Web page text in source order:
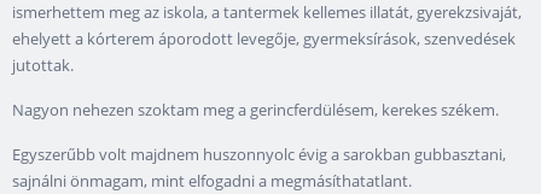
ismerhettem meg az iskola, a tantermek kellemes illatát, gyerekzsivaját,
ehelyett a kórterem áporodott levegője, gyermeksírások, szenvedések
jutottak.
Nagyon nehezen szoktam meg a gerincferdülésem, kerekes székem.
Egyszerűbb volt majdnem huszonnyolc évig a sarokban gubbasztani,
sajnálni önmagam, mint elfogadni a megmásíthatatlant.